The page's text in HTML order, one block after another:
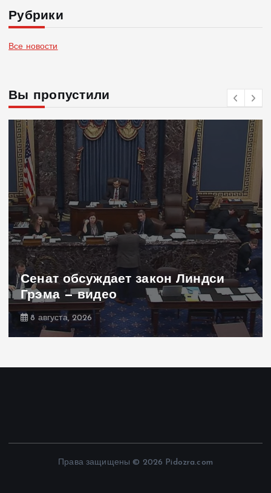
Рубрики
Все новости
Вы пропустили
Сенат обсуждает закон Линдси
Грэма — видео
8 августа, 2026
Права защищены © 2026 Pidozra.com